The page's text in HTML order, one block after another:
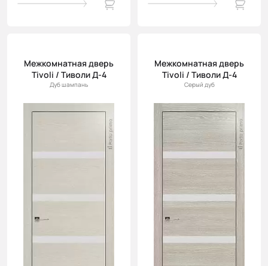
Межкомнатная дверь
Tivoli / Тиволи Д-4
Дуб шампань
Межкомнатная дверь
Tivoli / Тиволи Д-4
Серый дуб